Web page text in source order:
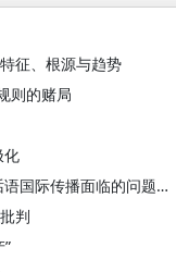
征、根源与趋势
则的赌局
化
杨润聪 祝宗慧：西方政治极化态势下中国话语国际传播面临的问题与应对策略
判